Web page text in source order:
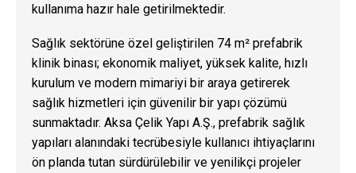
kullanıma hazır hale getirilmektedir.
Sağlık sektörüne özel geliştirilen 74 m² prefabrik
klinik binası; ekonomik maliyet, yüksek kalite, hızlı
kurulum ve modern mimariyi bir araya getirerek
sağlık hizmetleri için güvenilir bir yapı çözümü
sunmaktadır. Aksa Çelik Yapı A.Ş., prefabrik sağlık
yapıları alanındaki tecrübesiyle kullanıcı ihtiyaçlarını
ön planda tutan sürdürülebilir ve yenilikçi projeler